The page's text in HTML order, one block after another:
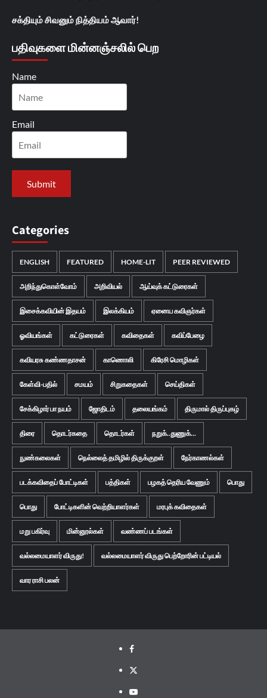
சக்தியும் சிவனும் நித்தியம் ஆவார்!
பதிவுகளை மின்னஞ்சலில் பெற
Name
Email
Categories
ENGLISH FEATURED HOME-LIT PEER REVIEWED
அறிந்துகொள்வோம் அறிவியல் ஆய்வுக் கட்டுரைகள்
இசைக்கவியின் இதயம் இலக்கியம் ஏனைய கவிஞர்கள்
ஓவியங்கள் கட்டுரைகள் கவிதைகள் கவிப்பேழை
கவியரசு கண்ணதாசன் காணொலி கிரேசி மொழிகள்
கேள்வி-பதில் சமயம் சிறுகதைகள் செய்திகள்
சேக்கிழார் பா நயம் ஜோதிடம் தலையங்கம் திருமால் திருப்புகழ்
திரை தொடர்கதை தொடர்கள் நறுக்..துணுக்...
நுண்கலைகள் நெல்லைத் தமிழில் திருக்குறள் நேர்காணல்கள்
படக்கவிதைப் போட்டிகள் பத்திகள் பழகத் தெரிய வேணும் பொது
பொது போட்டிகளின் வெற்றியாளர்கள் மரபுக் கவிதைகள்
மறு பகிர்வு மின்னூல்கள் வண்ணப் படங்கள்
வல்லமையாளர் விருது! வல்லமையாளர் விருது பெற்றோரின் பட்டியல்
வார ராசி பலன்
Facebook
Twitter
Youtube